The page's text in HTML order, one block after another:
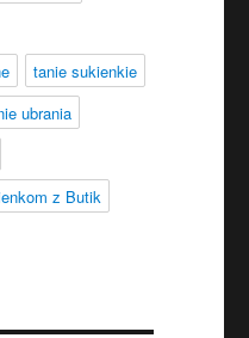
tanie sukienkie
ubrania
z Butik